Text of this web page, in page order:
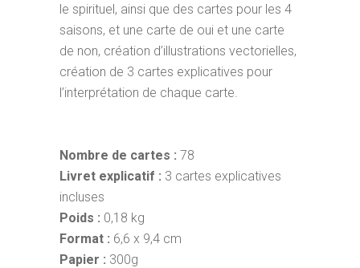
le spirituel, ainsi que des cartes pour les 4
saisons, et une carte de oui et une carte
de non, création d’illustrations vectorielles,
création de 3 cartes explicatives pour
l’interprétation de chaque carte.
Nombre de cartes : 78
Livret explicatif : 3 cartes explicatives
incluses
Poids : 0,18 kg
Format : 6,6 x 9,4 cm
Papier : 300g